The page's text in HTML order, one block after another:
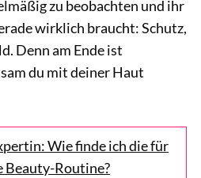
zu beobachten und ihr
wirklich braucht: Schutz,
Denn am Ende ist
du mit deiner Haut
Wie finde ich die für
Beauty-Routine?